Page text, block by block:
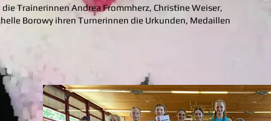
Trainerinnen Andrea Frommherz, Christine Weiser,
Borowy ihren Turnerinnen die Urkunden, Medaillen